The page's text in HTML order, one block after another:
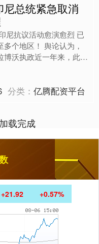
尼总统紧急取消
尼抗议活动愈演愈烈 已
多个地区！ 舆论认为，
博沃执政近一年来，此次
大、范围最广、暴力程
内面临的....
分类：亿腾配资平台
载完成
+21.92 +0.57%